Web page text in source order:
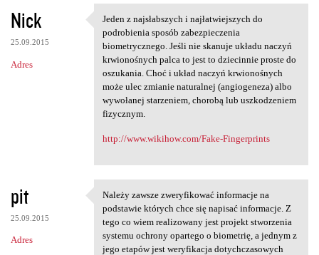
K
o
m
e
e
Nick
25.09.2015
Adres
Jeden z najsłabszych i
Jeden z najsłabszych i najłatwiejszych do
podrobienia sposób zabezpieczenia
biometrycznego. Jeśli nie skanuje układu naczyń
krwionośnych palca to jest to dziecinnie proste do
oszukania. Choć i układ naczyń krwionośnych
może ulec zmianie naturalnej (angiogeneza) albo
wywołanej starzeniem, chorobą lub uszkodzeniem
fizycznym.
http://www.wikihow.com/Fake-Fingerprints
pit
25.09.2015
Adres
Należy zawsze zweryfikować
Należy zawsze zweryfikować informacje na
podstawie których chce się napisać informacje. Z
tego co wiem realizowany jest projekt stworzenia
systemu ochrony opartego o biometrię, a jednym z
jego etapów jest weryfikacja dotychczasowych